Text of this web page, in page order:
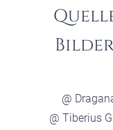
@
@ Tiberius